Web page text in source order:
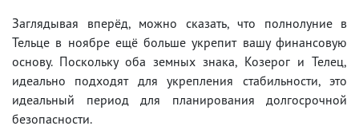
Заглядывая вперёд, можно сказать, что полнолуние в
Тельце в ноябре ещё больше укрепит вашу финансовую
основу. Поскольку оба земных знака, Козерог и Телец,
идеально подходят для укрепления стабильности, это
идеальный период для планирования долгосрочной
безопасности.